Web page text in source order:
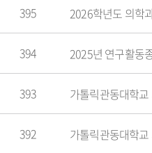
395 2026학년도 의학
394 2025년 연구활동
393 가톨릭관동대학
392 가톨릭관동대학